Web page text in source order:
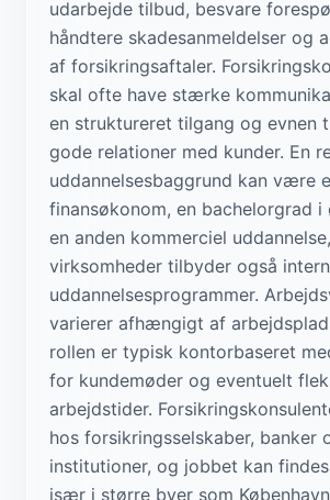
udarbejde tilbud, besvare
håndtere skadesanmeldelser og
af forsikringsaftaler.
skal ofte have stærke
en struktureret tilgang og evnen
gode relationer med kunder. En
uddannelsesbaggrund kan være
finansøkonom, en bachelorgrad i
en anden kommerciel
virksomheder tilbyder også
uddannelsesprogrammer.
varierer afhængigt af
rollen er typisk kontorbaseret
for kundemøder og eventuelt
arbejdstider.
hos forsikringsselskaber, banker
institutioner, og jobbet kan
især i større byer som